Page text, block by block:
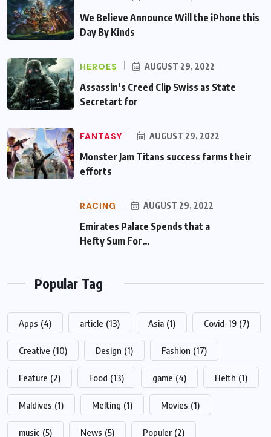
We Believe Announce Will the iPhone this
Day By Kinds
HEROES AUGUST 29, 2022
Assassin’s Creed Clip Swiss as State
Secretart for
FANTASY AUGUST 29, 2022
Monster Jam Titans success farms their
efforts
RACING AUGUST 29, 2022
Emirates Palace Spends that a Hefty Sum
For…
Popular Tag
Apps (4) article (13) Asia (1) Covid-19 (7)
Creative (10) Design (1) Fashion (17)
Feature (2) Food (13) game (4) Helth (1)
Maldives (1) Melting (1) Movies (1)
music (5) News (5) Populer (2)